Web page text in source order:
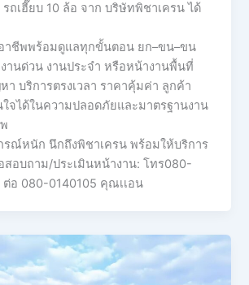
รถเฮี๊ยบ 10 ล้อ จาก บริษัทพิชาเครน ได้
าชีพพร้อมดูแลทุกขั้นตอน ยก–ขน–ขน
านด่วน งานประจำ หรือหน้างานพื้นที่
า บริการตรงเวลา ราคาคุ้มค่า ลูกค้า
จได้ในความปลอดภัยและมาตรฐานงาน
รณ์หนัก นึกถึงพิชาเครน พร้อมให้บริการ
สอบถาม/ประเมินหน้างาน: โทร080-
อ 080-0140105 คุณเเอน